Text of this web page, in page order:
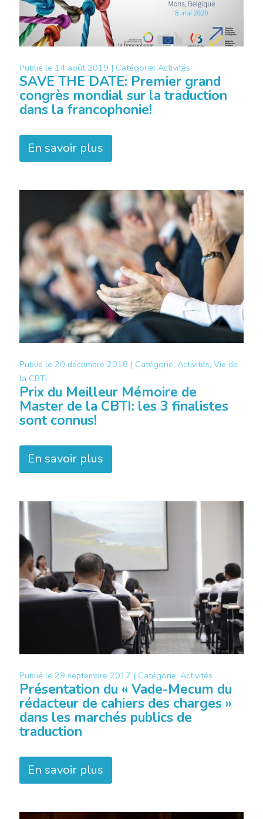
Publié le 14 août 2019 | Catégorie: Activités
SAVE THE DATE: Premier grand
congrès mondial sur la traduction
dans la francophonie!
En savoir plus
Publié le 20 décembre 2018 | Catégorie: Activités, Vie de
la CBTI
Prix du Meilleur Mémoire de
Master de la CBTI: les 3 finalistes
sont connus!
En savoir plus
Publié le 29 septembre 2017 | Catégorie: Activités
Présentation du « Vade-Mecum du
rédacteur de cahiers des charges »
dans les marchés publics de
traduction
En savoir plus